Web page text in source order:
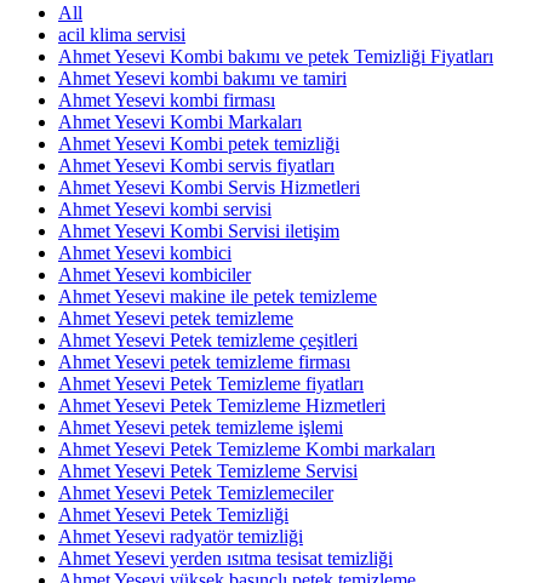
All
acil klima servisi
Ahmet Yesevi Kombi bakımı ve petek Temizliği Fiyatları
Ahmet Yesevi kombi bakımı ve tamiri
Ahmet Yesevi kombi firması
Ahmet Yesevi Kombi Markaları
Ahmet Yesevi Kombi petek temizliği
Ahmet Yesevi Kombi servis fiyatları
Ahmet Yesevi Kombi Servis Hizmetleri
Ahmet Yesevi kombi servisi
Ahmet Yesevi Kombi Servisi iletişim
Ahmet Yesevi kombici
Ahmet Yesevi kombiciler
Ahmet Yesevi makine ile petek temizleme
Ahmet Yesevi petek temizleme
Ahmet Yesevi Petek temizleme çeşitleri
Ahmet Yesevi petek temizleme firması
Ahmet Yesevi Petek Temizleme fiyatları
Ahmet Yesevi Petek Temizleme Hizmetleri
Ahmet Yesevi petek temizleme işlemi
Ahmet Yesevi Petek Temizleme Kombi markaları
Ahmet Yesevi Petek Temizleme Servisi
Ahmet Yesevi Petek Temizlemeciler
Ahmet Yesevi Petek Temizliği
Ahmet Yesevi radyatör temizliği
Ahmet Yesevi yerden ısıtma tesisat temizliği